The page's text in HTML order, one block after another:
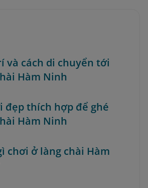
và cách di chuyển tới
Hàm Ninh
đẹp thích hợp để ghé
Hàm Ninh
chơi ở làng chài Hàm